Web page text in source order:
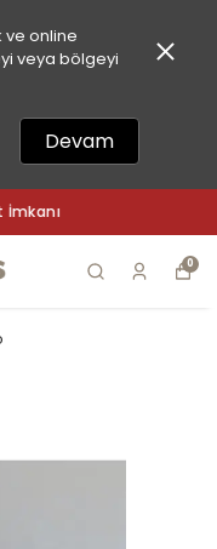
ve online
veya bölgeyi
Devam
İmkanı
0